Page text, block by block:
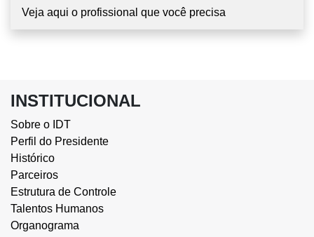
Veja aqui o profissional que você precisa
INSTITUCIONAL
Sobre o IDT
Perfil do Presidente
Histórico
Parceiros
Estrutura de Controle
Talentos Humanos
Organograma